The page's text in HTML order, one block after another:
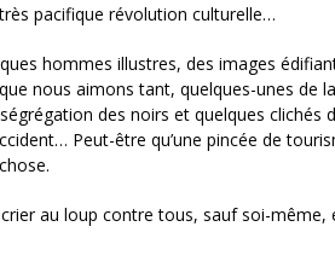
pacifique révolution culturelle…
hommes illustres, des images
nous aimons tant, quelques-unes de la
des noirs et quelques clichés
Peut-être qu’une pincée de
au loup contre tous, sauf soi-même,